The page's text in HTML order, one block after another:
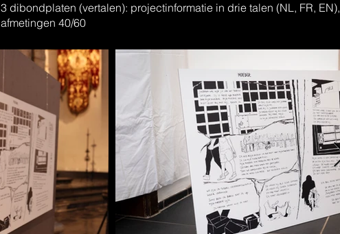
3 dibondplaten (vertalen): projectinformatie in drie talen (NL, FR, EN),
afmetingen 40/60